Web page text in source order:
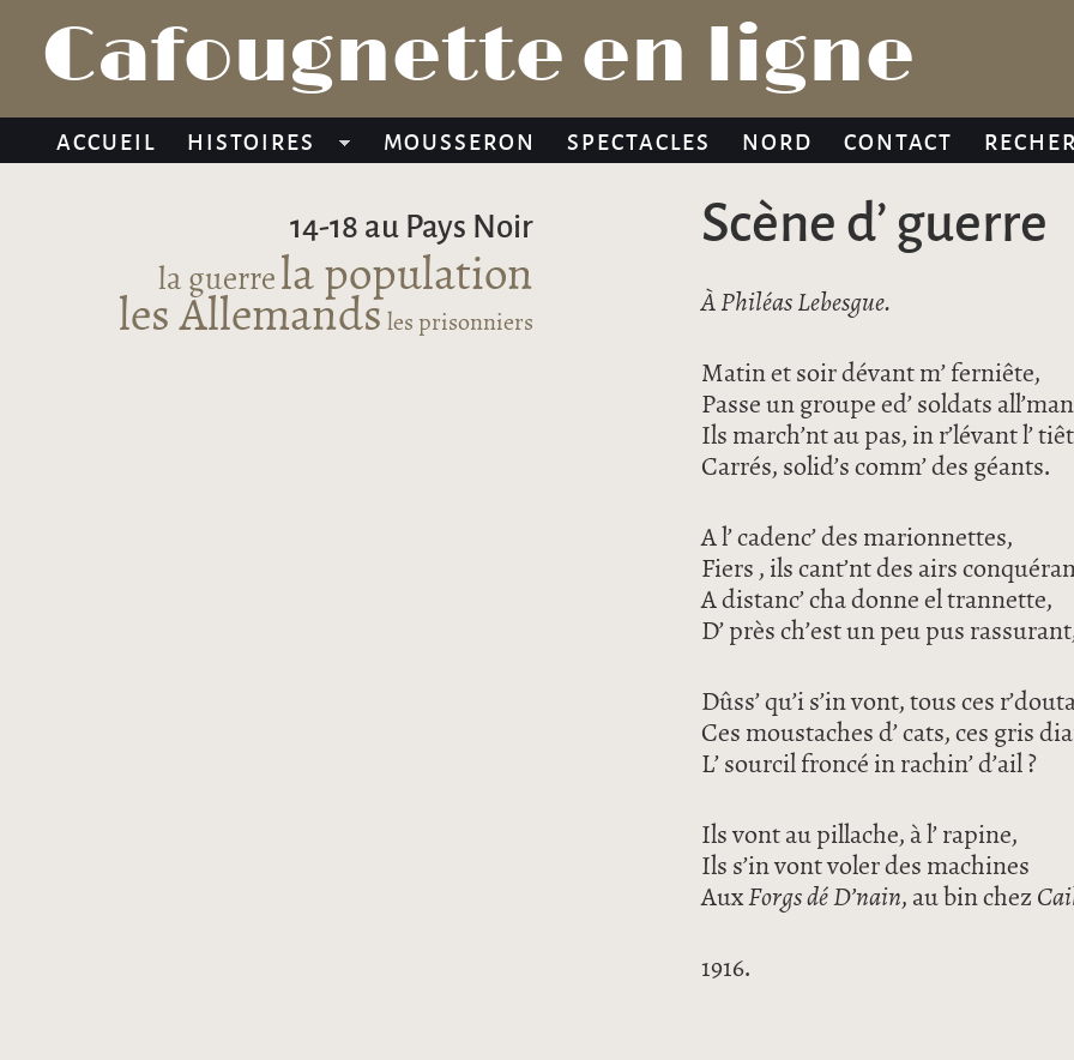
Jump to navigation
Cafougnette en ligne
ACCUEIL HISTOIRES MOUSSERON SPECTACLES NORD CONTACT
Scène d’ guerre
À Philéas Lebesgue.
Matin et soir dévant m’ ferniête,
Passe un groupe ed’ soldats
Ils march’nt au pas, in r’lévant l’
Carrés, solid’s comm’ des géants.
A l’ cadenc’ des marionnettes,
Fiers , ils cant’nt des airs
A distanc’ cha donne el trannette,
D’ près ch’est un peu pus
Dûss’ qu’i s’in vont, tous ces
Ces moustaches d’ cats, ces gris
L’ sourcil froncé in rachin’ d’ail ?
Ils vont au pillache, à l’ rapine,
Ils s’in vont voler des machines
AuxForgs dé D’nain, au bin chez
1916.
14-18 au Pays Noir
la guerrela population
les Allemandsles prisonniers